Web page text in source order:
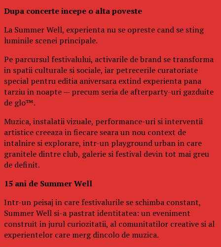
Dupa concerte incepe o alta poveste
La Summer Well, experienta nu se opreste cand se sting
luminile scenei principale.
Pe parcursul festivalului, activarile de brand se transforma
in spatii culturale si sociale, iar petrecerile curatoriate
special pentru editia aniversara extind experienta pana
tarziu in noapte — precum seria de afterparty-uri gazduite
de glo™.
Muzica, instalatii vizuale, performance-uri si interventii
artistice creeaza in fiecare seara un nou context de
intalnire si explorare, intr-un playground urban in care
granitele dintre club, galerie si festival devin tot mai greu
de definit.
15 ani de Summer Well
Intr-un peisaj in care festivalurile se schimba constant,
Summer Well si-a pastrat identitatea: un eveniment
construit in jurul curiozitatii, al comunitatilor creative si al
experientelor care merg dincolo de muzica.